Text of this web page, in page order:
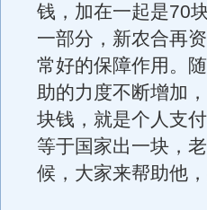
钱，加在一起是70
一部分，新农合再
常好的保障作用。
助的力度不断增加
块钱，就是个人支
等于国家出一块，
候，大家来帮助他，